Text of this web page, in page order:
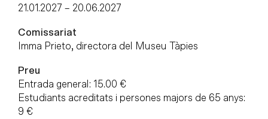
21.01.2027 – 20.06.2027
Comissariat
Imma Prieto, directora del Museu Tàpies
Preu
Entrada general: 15.00 €
Estudiants acreditats i persones majors de 65 anys:
9 €